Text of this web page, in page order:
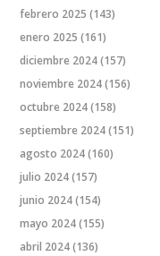
febrero 2025 (143)
enero 2025 (161)
diciembre 2024(157)
noviembre 2024(156)
octubre 2024(158)
septiembre 2024(151)
agosto 2024(160)
julio 2024(157)
junio 2024(154)
mayo 2024(155)
abril 2024(136)